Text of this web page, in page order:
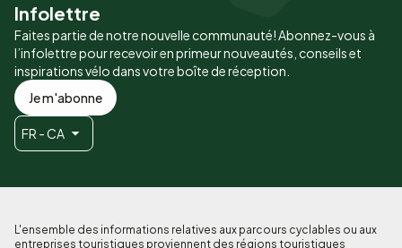
Infolettre
Faites partie de notre nouvelle communauté! Abonnez-vous à
l’infolettre pour recevoir en primeur nouveautés, conseils et
inspirations vélo dans votre boîte de réception.
Je m'abonne
FR - CA
L'ensemble des informations relatives aux parcours cyclables ou aux
entreprises touristiques proviennent des régions touristiques